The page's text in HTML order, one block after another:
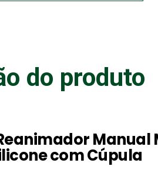
do produto
Manual
com Cúpula